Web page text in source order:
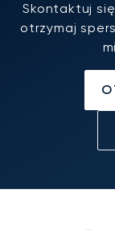
Skontaktuj
otrzymaj